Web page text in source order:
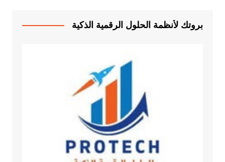
بروتك لأنظمة الحلول الرقمية الذكية